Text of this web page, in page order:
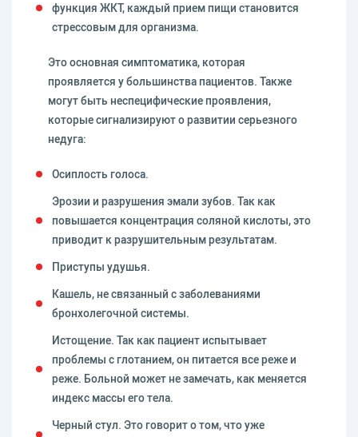
функция ЖКТ, каждый прием пищи становится
стрессовым для организма.
Это основная симптоматика, которая
проявляется у большинства пациентов. Также
могут быть неспецифические проявления,
которые сигнализируют о развитии серьезного
недуга:
Осиплость голоса.
Эрозии и разрушения эмали зубов. Так как
повышается концентрация соляной кислоты, это
приводит к разрушительным результатам.
Приступы удушья.
Кашель, не связанный с заболеваниями
бронхолегочной системы.
Истощение. Так как пациент испытывает
проблемы с глотанием, он питается все реже и
реже. Больной может не замечать, как меняется
индекс массы его тела.
Черный стул. Это говорит о том, что уже